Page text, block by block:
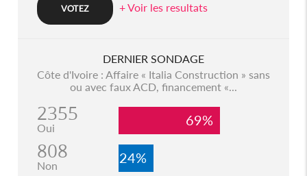
+ Voir les resultats
DERNIER SONDAGE
Côte d'Ivoire : Affaire « Italia Construction » sans
ou avec faux ACD, financement «...
2355
Oui 69%
808
Non 24%